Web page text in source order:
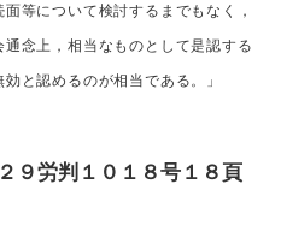
等について検討するまでもなく，
念上，相当なものとして是認する
と認めるのが相当である。」
９労判１０１８号１８頁